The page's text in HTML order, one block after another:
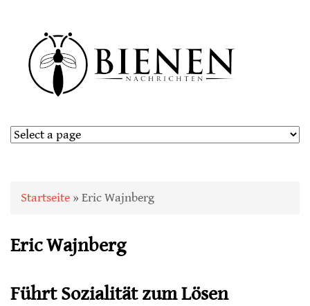
Sie sind hier
Startseite » Eric Wajnberg
Eric Wajnberg
Führt Sozialität zum Lösen